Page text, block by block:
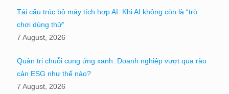
Tái cấu trúc bộ máy tích hợp AI: Khi AI không còn là “trò
chơi dùng thử”
7 August, 2026
Quản trị chuỗi cung ứng xanh: Doanh nghiệp vượt qua rào
cản ESG như thế nào?
7 August, 2026